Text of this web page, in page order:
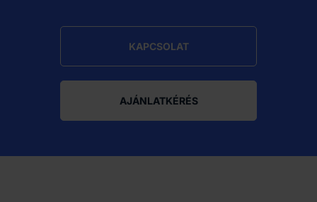
KAPCSOLAT
AJÁNLATKÉRÉS